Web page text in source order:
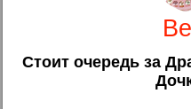
Стоит очередь за